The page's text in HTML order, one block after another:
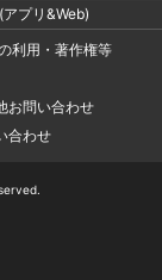
プリ&Web)
利用・著作権等
お問い合わせ
合わせ